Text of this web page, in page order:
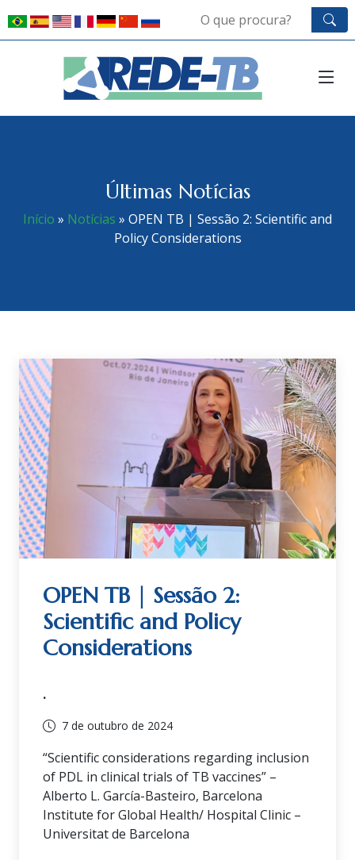
Últimas Notícias
Início » Notícias » OPEN TB | Sessão 2: Scientific and
Policy Considerations
OPEN TB | Sessão 2:
Scientific and Policy
Considerations
.
7 de outubro de 2024
“Scientific considerations regarding inclusion
of PDL in clinical trials of TB vaccines” –
Alberto L. García-Basteiro, Barcelona
Institute for Global Health/ Hospital Clinic –
Universitat de Barcelona